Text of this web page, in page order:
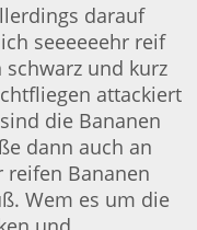
darauf
seeeeeehr reif
und kurz
attackiert
die Bananen
dann auch an
reifen Bananen
Wem es um die